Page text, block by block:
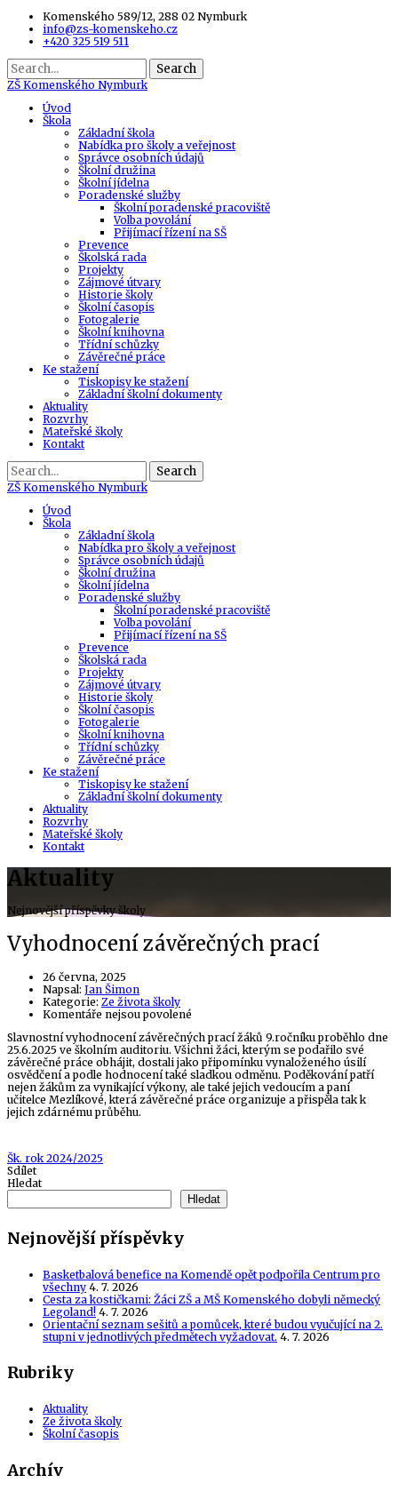
Komenského 589/12, 288 02 Nymburk
info@zs-komenskeho.cz
+420 325 519 511
Search
ZŠ Komenského Nymburk
Úvod
Škola
Základní škola
Nabídka pro školy a veřejnost
Správce osobních údajů
Školní družina
Školní jídelna
Poradenské služby
Školní poradenské pracoviště
Volba povolání
Přijímací řízení na SŠ
Prevence
Školská rada
Projekty
Zájmové útvary
Historie školy
Školní časopis
Fotogalerie
Školní knihovna
Třídní schůzky
Závěrečné práce
Ke stažení
Tiskopisy ke stažení
Základní školní dokumenty
Aktuality
Rozvrhy
Mateřské školy
Kontakt
Search
ZŠ Komenského Nymburk
Úvod
Škola
Základní škola
Nabídka pro školy a veřejnost
Správce osobních údajů
Školní družina
Školní jídelna
Poradenské služby
Školní poradenské pracoviště
Volba povolání
Přijímací řízení na SŠ
Prevence
Školská rada
Projekty
Zájmové útvary
Historie školy
Školní časopis
Fotogalerie
Školní knihovna
Třídní schůzky
Závěrečné práce
Ke stažení
Tiskopisy ke stažení
Základní školní dokumenty
Aktuality
Rozvrhy
Mateřské školy
Kontakt
Aktuality
Nejnovější příspěvky školy
Vyhodnocení závěrečných prací
26 června, 2025
Napsal: Author
Jan Šimon
Kategorie: Ze života školy
Komentáře nejsou povolené
s
názvem
Vyhodnocení
závěrečných
prací
Slavnostní vyhodnocení závěrečných prací žáků 9.ročníku proběhlo dne
25.6.2025 ve školním auditoriu. Všichni žáci, kterým se podařilo své
závěrečné práce obhájit, dostali jako připomínku vynaloženého úsilí
osvědčení a podle hodnocení také sladkou odměnu. Poděkování patří
nejen žákům za vynikající výkony, ale také jejich vedoucím a paní
učitelce Mezlíkové, která závěrečné práce organizuje a přispěla tak k
jejich zdárnému průběhu.
Tags
Šk. rok 2024/2025
Sdílet
Hledat
Hledat
Nejnovější příspěvky
Basketbalová benefice na Komendě opět podpořila Centrum pro
všechny 4. 7. 2026
Cesta za kostičkami: Žáci ZŠ a MŠ Komenského dobyli německý
Legoland! 4. 7. 2026
Orientační seznam sešitů a pomůcek, které budou vyučující na 2.
stupni v jednotlivých předmětech vyžadovat. 4. 7. 2026
Rubriky
Aktuality
Ze života školy
Školní časopis
Archív